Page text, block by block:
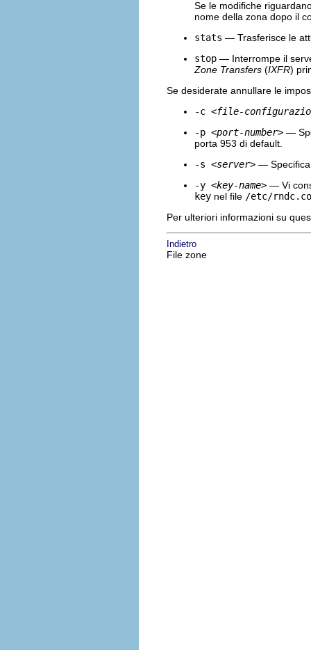
Se le modifiche
nome della zona dopo il
stats — Trasferisce le
stop — Interrompe il
Zone Transfers (IXFR)
Se desiderate annullare le
-c <file-
-p <port-number> —
porta 953 di default.
-s <server> —
-y <key-name> — Vi
key nel file /etc/
Per ulteriori informazioni su
Indietro
File zone